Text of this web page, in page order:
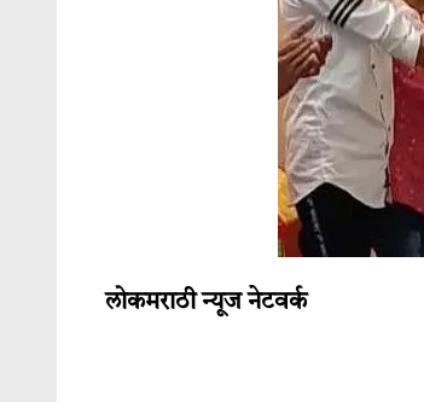
लोकमराठी न्यूज नेटवर्क